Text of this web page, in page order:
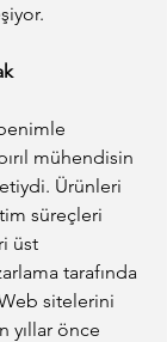
mühendisin
Ürünleri
süreçleri
üst
tarafında
sitelerini
yıllar önce